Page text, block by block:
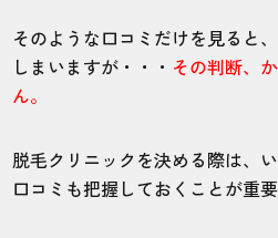
そのような口コミだけを見ると
しまいますが・・・ その判断、
ん。
脱毛クリニックを決める際は、
口コミも把握しておくことが重要